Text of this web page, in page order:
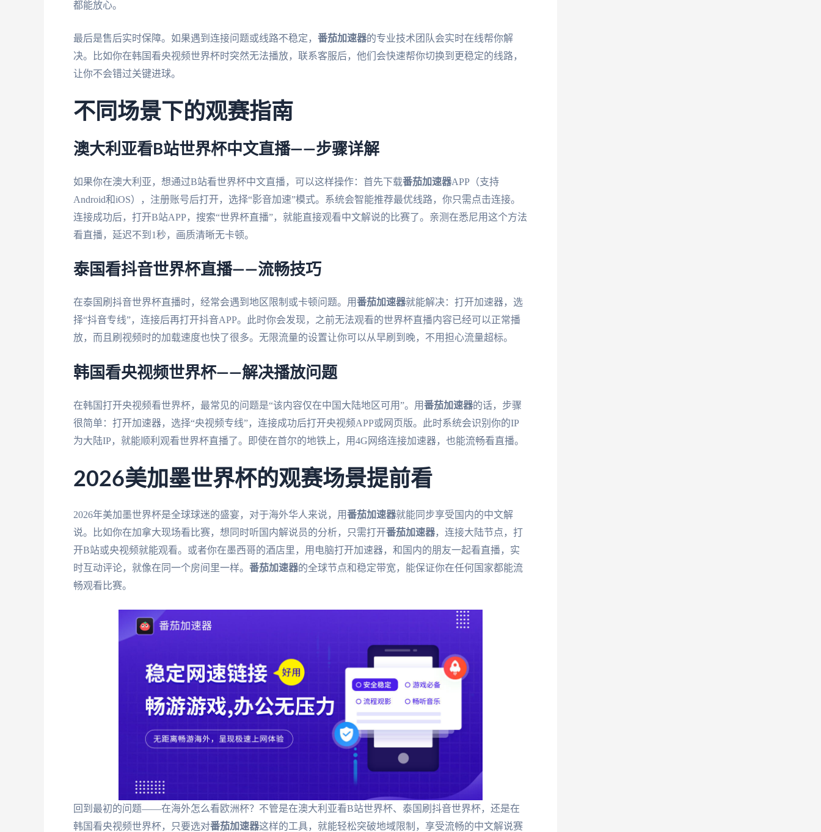
都能放心。
最后是售后实时保障。如果遇到连接问题或线路不稳定， 番茄加速器的专业技术团队会实时在线帮你解
决。比如你在韩国看央视频世界杯时突然无法播放，联系客服后，他们会快速帮你切换到更稳定的线路，
让你不会错过关键进球。
不同场景下的观赛指南
澳大利亚看B站世界杯中文直播——步骤详解
如果你在澳大利亚，想通过B站看世界杯中文直播，可以这样操作：首先下载番茄加速器APP（支持
Android和iOS），注册账号后打开，选择“影音加速”模式。系统会智能推荐最优线路，你只需点击连接。
连接成功后，打开B站APP，搜索“世界杯直播”，就能直接观看中文解说的比赛了。亲测在悉尼用这个方法
看直播，延迟不到1秒，画质清晰无卡顿。
泰国看抖音世界杯直播——流畅技巧
在泰国刷抖音世界杯直播时，经常会遇到地区限制或卡顿问题。用番茄加速器就能解决：打开加速器，选
择“抖音专线”，连接后再打开抖音APP。此时你会发现，之前无法观看的世界杯直播内容已经可以正常播
放，而且刷视频时的加载速度也快了很多。无限流量的设置让你可以从早刷到晚，不用担心流量超标。
韩国看央视频世界杯——解决播放问题
在韩国打开央视频看世界杯，最常见的问题是“该内容仅在中国大陆地区可用”。用番茄加速器的话，步骤
很简单：打开加速器，选择“央视频专线”，连接成功后打开央视频APP或网页版。此时系统会识别你的IP
为大陆IP，就能顺利观看世界杯直播了。即使在首尔的地铁上，用4G网络连接加速器，也能流畅看直播。
2026美加墨世界杯的观赛场景提前看
2026年美加墨世界杯是全球球迷的盛宴，对于海外华人来说，用番茄加速器就能同步享受国内的中文解
说。比如你在加拿大现场看比赛，想同时听国内解说员的分析，只需打开番茄加速器，连接大陆节点，打
开B站或央视频就能观看。或者你在墨西哥的酒店里，用电脑打开加速器，和国内的朋友一起看直播，实
时互动评论，就像在同一个房间里一样。 番茄加速器的全球节点和稳定带宽，能保证你在任何国家都能流
畅观看比赛。
回到最初的问题——在海外怎么看欧洲杯？不管是在澳大利亚看B站世界杯、泰国刷抖音世界杯，还是在
韩国看央视频世界杯，只要选对番茄加速器这样的工具，就能轻松突破地域限制，享受流畅的中文解说赛